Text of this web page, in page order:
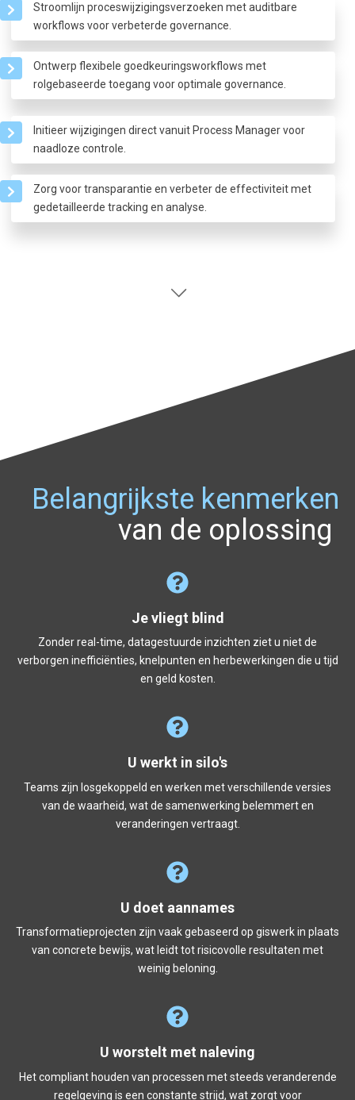
Stroomlijn proceswijzigingsverzoeken met auditbare
workflows voor verbeterde governance.
Ontwerp flexibele goedkeuringsworkflows met
rolgebaseerde toegang voor optimale governance.
Initieer wijzigingen direct vanuit Process Manager voor
naadloze controle.
Zorg voor transparantie en verbeter de effectiviteit met
gedetailleerde tracking en analyse.
Belangrijkste kenmerken
van de oplossing
Je vliegt blind
Zonder real-time, datagestuurde inzichten ziet u niet de
verborgen inefficiënties, knelpunten en herbewerkingen die u tijd
en geld kosten.
U werkt in silo's
Teams zijn losgekoppeld en werken met verschillende versies
van de waarheid, wat de samenwerking belemmert en
veranderingen vertraagt.
U doet aannames
Transformatieprojecten zijn vaak gebaseerd op giswerk in plaats
van concrete bewijs, wat leidt tot risicovolle resultaten met
weinig beloning.
U worstelt met naleving
Het compliant houden van processen met steeds veranderende
regelgeving is een constante strijd, wat zorgt voor